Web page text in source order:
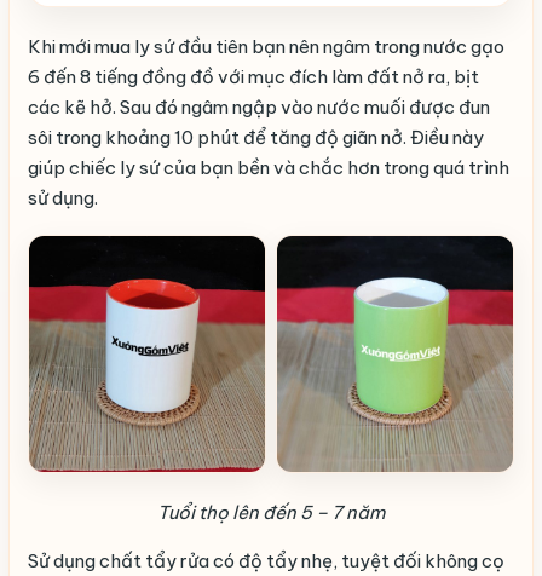
Khi mới mua ly sứ đầu tiên bạn nên ngâm trong nước gạo
6 đến 8 tiếng đồng đồ với mục đích làm đất nở ra, bịt
các kẽ hở. Sau đó ngâm ngập vào nước muối được đun
sôi trong khoảng 10 phút để tăng độ giãn nở. Điều này
giúp chiếc ly sứ của bạn bền và chắc hơn trong quá trình
sử dụng.
Tuổi thọ lên đến 5 – 7 năm
Sử dụng chất tẩy rửa có độ tẩy nhẹ, tuyệt đối không cọ